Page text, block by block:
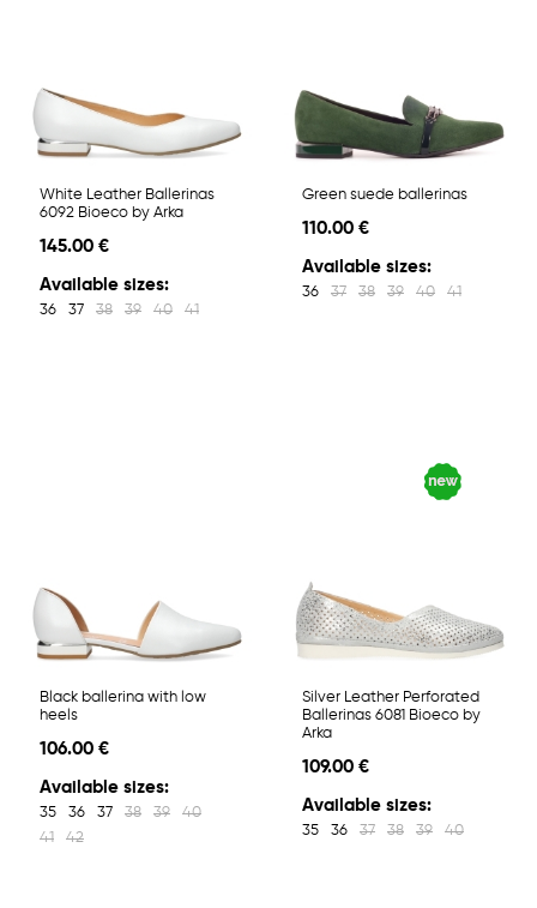
White Leather Ballerinas
6092 Bioeco by Arka
145.00 €
Available sizes:
36 37 38 39 40 41
Green suede ballerinas
110.00 €
Available sizes:
36 37 38 39 40 41
Black ballerina with low
heels
106.00 €
Available sizes:
35 36 37 38 39
40
41
42
Silver Leather Perforated
Ballerinas 6081 Bioeco by
Arka
109.00 €
Available sizes:
35 36 37 38 39 40